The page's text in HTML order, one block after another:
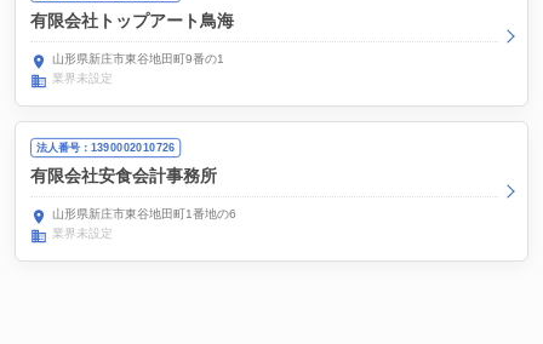
有限会社トップアート鳥海
山形県新庄市東谷地田町9番の1
業界未設定
法人番号：1390002010726
有限会社安食会計事務所
山形県新庄市東谷地田町1番地の6
業界未設定